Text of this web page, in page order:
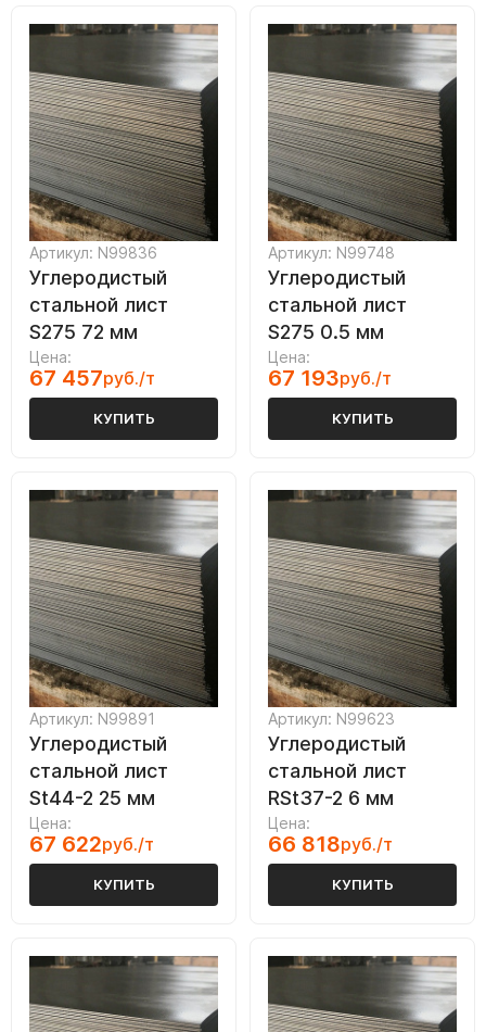
Артикул: N99836
Углеродистый
стальной лист
S275 72 мм
Цена:
67 457руб./т
КУПИТЬ
Артикул: N99748
Углеродистый
стальной лист
S275 0.5 мм
Цена:
67 193руб./т
КУПИТЬ
Артикул: N99891
Углеродистый
стальной лист
St44-2 25 мм
Цена:
67 622руб./т
КУПИТЬ
Артикул: N99623
Углеродистый
стальной лист
RSt37-2 6 мм
Цена:
66 818руб./т
КУПИТЬ